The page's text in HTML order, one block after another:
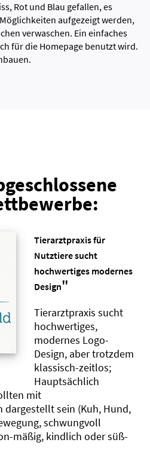
Rot und Blau gefallen, es
aufgezeigt werden,
verwaschen. Ein einfaches
für die Homepage benutzt wird.
Tierarztpraxis für
Nutztiere sucht
hochwertiges modernes
Design"
Tierarztpraxis sucht
hochwertiges,
modernes Logo-
Design, aber trotzdem
klassisch-zeitlos;
Hauptsächlich
mit
sein (Kuh, Hund,
schwungvoll
mäßig, kindlich oder süß-